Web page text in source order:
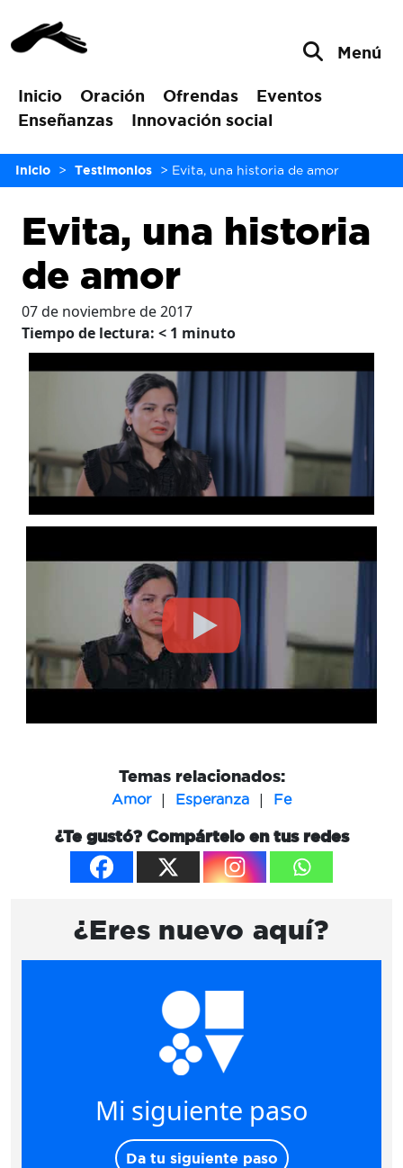
Inicio Oración Ofrendas
Eventos
Enseñanzas
Innovación social
Menú
Inicio > Testimonios > Evita, una historia de amor
Evita, una historia
de amor
07 de noviembre de 2017
Tiempo de lectura: < 1 minuto
Temas relacionados:
Amor | Esperanza | Fe
¿Te gustó? Compártelo en tus redes
¿Eres nuevo aquí?
Mi siguiente paso
Da tu siguiente paso